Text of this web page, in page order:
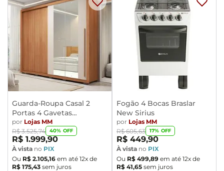
- Todos os nossos produtos são enviados devidamente
embalados e com total segurança
- Confira as dimensões do produto no momento da
compra e certifique-se de que passará normalmente
por elevadores, portas, escadas e/ou corredores,
evitando assim futuros desagrados ou imprevistos
com a entrega do produto.
Guarda-Roupa Casal 2
Portas 4 Gavetas
Caemmun Moviment
por Lojas MM
R$ 3.525,74 40% OFF
R$ 1.999,90
À vista no PIX
Ou R$ 2.105,16 em até 12x de
R$ 175,43 sem juros
Fogão 4 Bocas Braslar
New Sirius
por Lojas MM
R$ 605,63 17% OFF
R$ 449,90
À vista no PIX
Ou R$ 499,89 em até 12x de
R$ 41,65 sem juros